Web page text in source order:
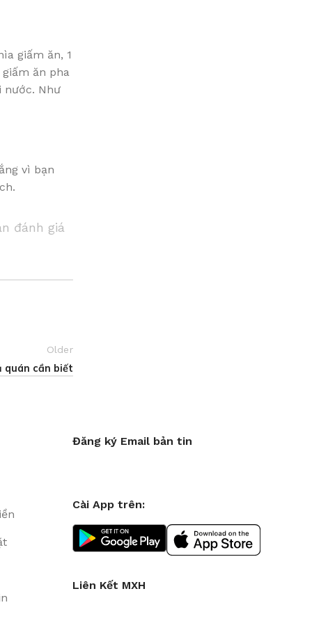
giấm ăn, 1
ăn pha
nước. Như
vì bạn
đánh giá
Older
quán cần biết
Đăng ký Email bản tin
Cài App trên:
Liên Kết MXH